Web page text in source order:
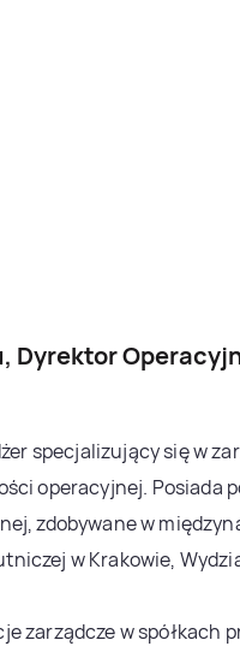
Dyrektor
specjalizujący się w
operacyjnej.
zdobywane w
w Krakowie,
zarządcze w